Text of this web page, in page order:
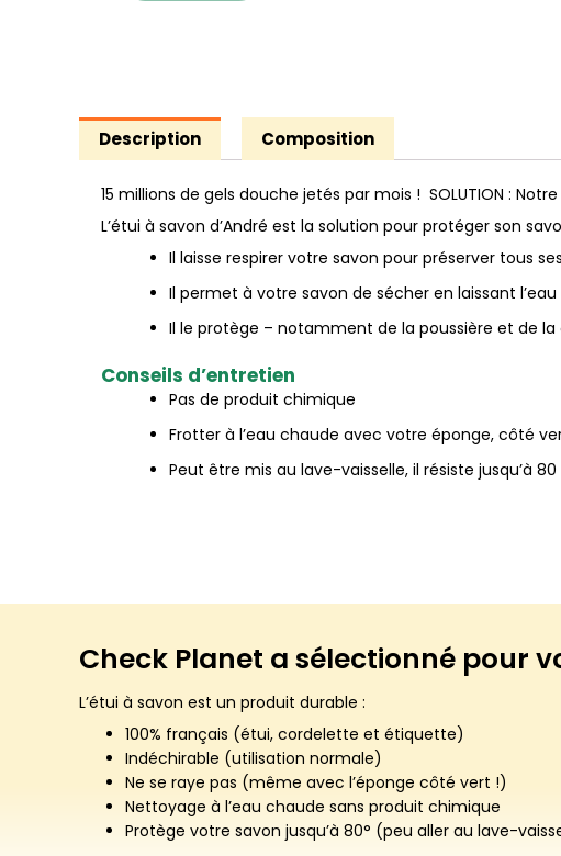
Description Composition
15 millions de gels douche jetés par mois ! SOLUTION :
L’étui à savon d’André est la solution pour protéger son
Il laisse respirer votre savon pour préserver tous
Il permet à votre savon de sécher en laissant
Il le protège – notamment de la poussière et de la
Conseils d’entretien
Pas de produit chimique
Frotter à l’eau chaude avec votre éponge, côté
Peut être mis au lave-vaisselle, il résiste jusqu’à 80
Check Planet a sélectionné pour
L’étui à savon est un produit durable :
100% français (étui, cordelette et étiquette)
Indéchirable (utilisation normale)
Ne se raye pas (même avec l’éponge côté vert !)
Nettoyage à l’eau chaude sans produit chimique
Protège votre savon jusqu’à 80° (peu aller au lave-